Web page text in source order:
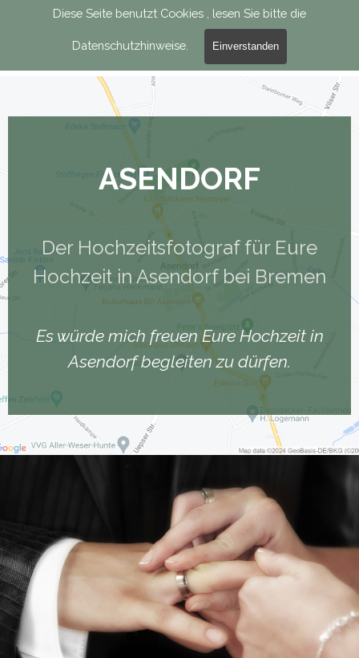
Diese Seite benutzt Cookies , lesen Sie bitte die
Datenschutzhinweise. Einverstanden
Direkt zum Seiteninhalt
ASENDORF
Der Hochzeitsfotograf für Eure
Hochzeit in Asendorf bei Bremen
Es würde mich freuen Eure Hochzeit in
Asendorf begleiten zu dürfen.